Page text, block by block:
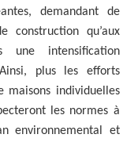
demandant de
construction qu’aux
une intensification
plus les efforts
maisons individuelles
les normes à
environnemental et